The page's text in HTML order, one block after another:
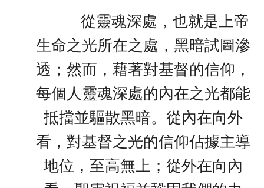
從靈魂深處，也就是上帝
生命之光所在之處，黑暗試圖滲
透；然而，藉著對基督的信仰，
每個人靈魂深處的內在之光都能
抵擋並驅散黑暗。從內在向外
看，對基督之光的信仰佔據主導
地位，至高無上；從外在向內